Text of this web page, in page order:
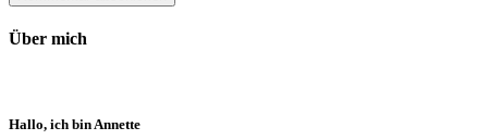
Über mich
Hallo, ich bin Annette